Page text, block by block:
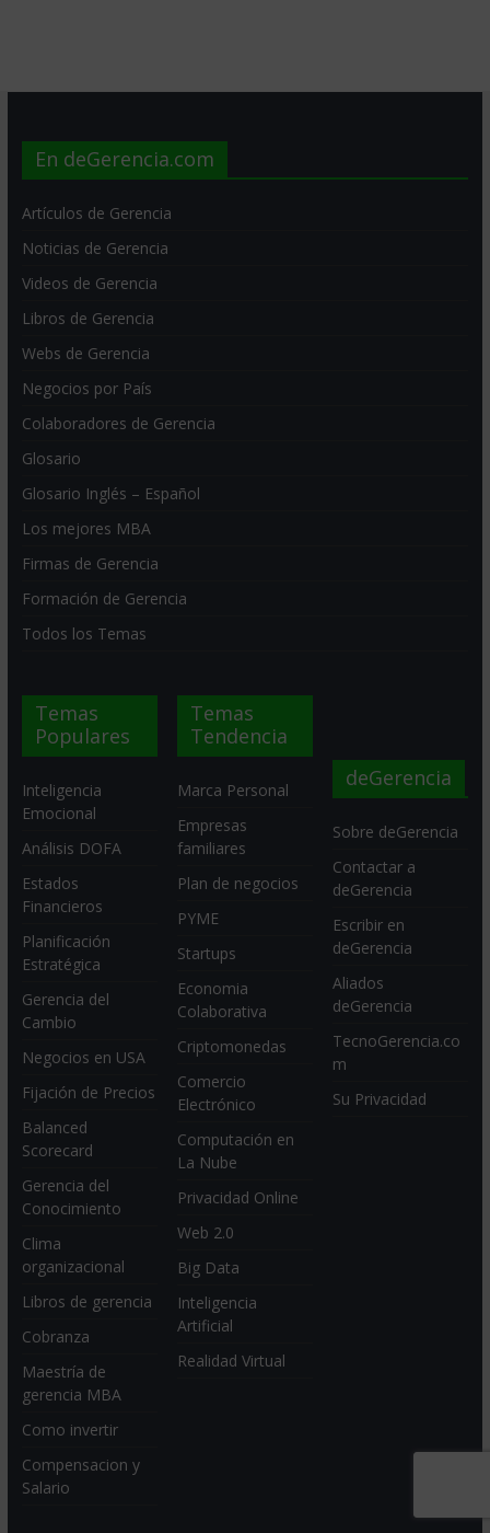
En deGerencia.com
Artículos de Gerencia
Noticias de Gerencia
Videos de Gerencia
Libros de Gerencia
Webs de Gerencia
Negocios por País
Colaboradores de Gerencia
Glosario
Glosario Inglés – Español
Los mejores MBA
Firmas de Gerencia
Formación de Gerencia
Todos los Temas
Temas
Populares
Inteligencia
Emocional
Análisis DOFA
Estados
Financieros
Planificación
Estratégica
Gerencia del
Cambio
Negocios en USA
Fijación de Precios
Balanced
Scorecard
Gerencia del
Conocimiento
Clima
organizacional
Libros de gerencia
Cobranza
Maestría de
gerencia MBA
Como invertir
Compensacion y
Salario
Temas
Tendencia
Marca Personal
Empresas
familiares
Plan de negocios
PYME
Startups
Economia
Colaborativa
Criptomonedas
Comercio
Electrónico
Computación en
La Nube
Privacidad Online
Web 2.0
Big Data
Inteligencia
Artificial
Realidad Virtual
deGerencia
Sobre deGerencia
Contactar a
deGerencia
Escribir en
deGerencia
Aliados
deGerencia
TecnoGerencia.co
m
Su Privacidad